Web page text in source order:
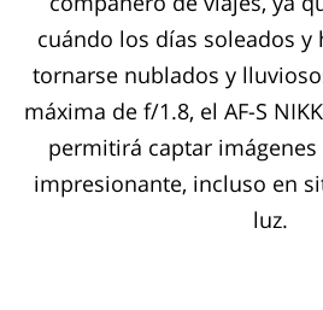
cuándo los días soleados y
tornarse nublados y
máxima de f/1.8, el AF-S
permitirá captar
impresionante, incluso en
luz.